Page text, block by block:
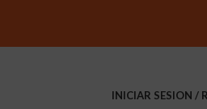
INICIAR SESION /